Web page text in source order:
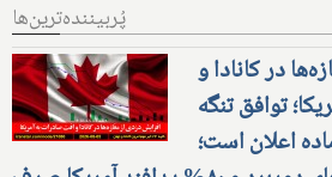
پُربیننده‌ترین‌ها
در کانادا و
توافق تنگه
اعلان است؛